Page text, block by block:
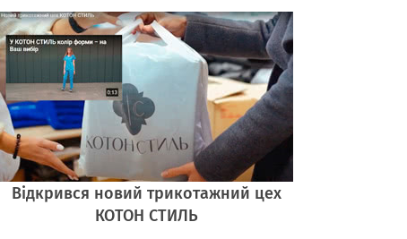
Відкрився новий трикотажний цех
КОТОН СТИЛЬ